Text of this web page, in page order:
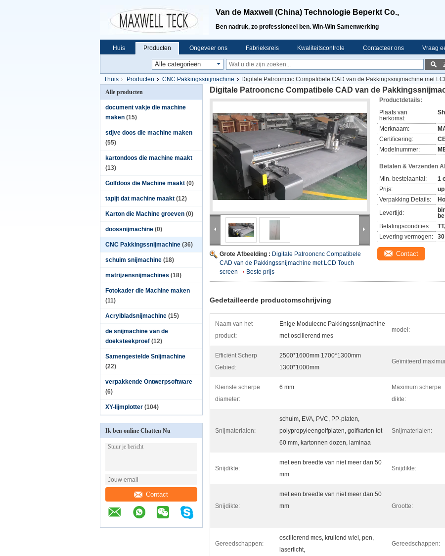
Van de Maxwell (China) Technologie Beperkt Co.,
Ben nadruk, zo professioneel ben. Win-Win Samenwerking
Huis Producten Ongeveer ons Fabrieksreis Kwaliteitscontrole Contacteer ons Vraag
Thuis Producten CNC Pakkingssnijmachine
Digitale Patrooncnc Compatibele CAD van de Pakkingssnijmachine met
Alle producten
document vakje die machine
maken (15)
stijve doos die machine maken
(55)
kartondoos die machine maakt
(13)
Golfdoos die Machine maakt (0)
tapijt dat machine maakt (12)
Karton die Machine groeven (0)
doossnijmachine (0)
CNC Pakkingssnijmachine (36)
schuim snijmachine (18)
matrijzensnijmachines (18)
Fotokader die Machine maken
(11)
Acrylbladsnijmachine (15)
de snijmachine van de
doeksteekproef (12)
Samengestelde Snijmachine
(22)
verpakkende Ontwerpsoftware
(6)
XY-lijmplotter (104)
Ik ben online Chatten Nu
Contact
Digitale Patrooncnc Compatibele CAD van de
Grote Afbeelding : Digitale Patrooncnc Compatibele
CAD van de Pakkingssnijmachine met LCD Touch
screen
Beste prijs
Productdetails:
Plaats van
herkomst:
Merknaam:
Certificering:
Modelnummer:
Betalen & Verzenden
Min. bestelaantal:
1
Prijs:
Verpakking Details:
Levertijd:
Betalingscondities:
Levering vermogen:
Contact
Gedetailleerde productomschrijving
Naam van het
product:
Enige Modulecnc Pakkingssnijmachine
met oscillerend mes
model:
Efficiënt Scherp
Gebied:
2500*1600mm 1700*1300mm
1300*1000mm
Geïmiteerd
Kleinste scherpe
diameter:
6 mm
Maximum scherpe
dikte:
Snijmaterialen:
schuim, EVA, PVC, PP-platen,
polypropyleengolfplaten, golfkarton tot
60 mm, kartonnen dozen, laminaa
Snijmaterialen:
Snijdikte:
met een breedte van niet meer dan 50
mm
Snijdikte:
Snijdikte:
met een breedte van niet meer dan 50
mm
Grootte:
Gereedschappen:
oscillerend mes, krullend wiel, pen,
laserlicht,
Gereedschappen: